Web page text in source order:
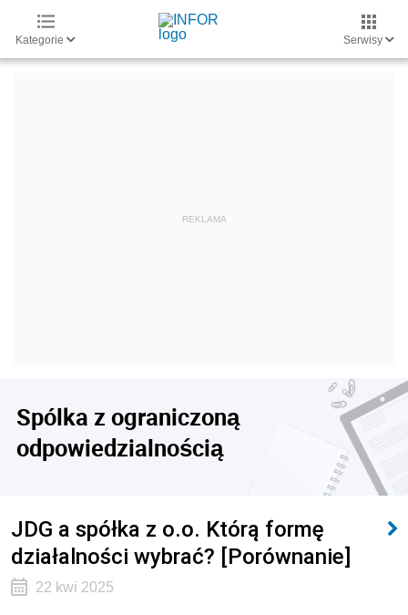
Kategorie Serwisy
Spólka z ograniczoną
odpowiedzialnością
JDG a spółka z o.o. Którą formę
działalności wybrać? [Porównanie]
22 kwi 2025